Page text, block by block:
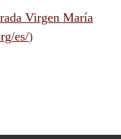
Virgen María
es/)